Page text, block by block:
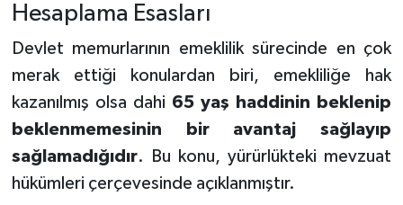
Hesaplama Esasları
Devlet memurlarının emeklilik sürecinde en çok
merak ettiği konulardan biri, emekliliğe hak
kazanılmış olsa dahi 65 yaş haddinin beklenip
beklenmemesinin bir avantaj sağlayıp
sağlamadığıdır. Bu konu, yürürlükteki mevzuat
hükümleri çerçevesinde açıklanmıştır.